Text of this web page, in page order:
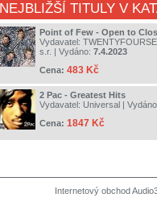
NEJBLIŽŠÍ TITULY V
Point of Few - Open to
Vydavatel:
s.r. | Vydáno: 7.4.2023
Cena: 483 Kč
2 Pac - Greatest Hits
Vydavatel: Universal |
Cena: 1847 Kč
Internetový obchod